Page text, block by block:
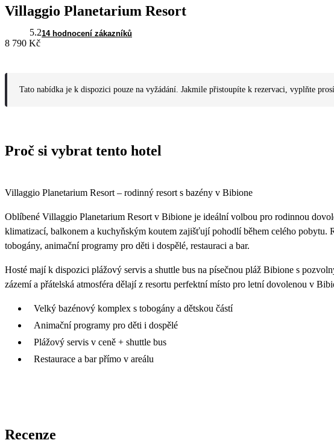
Villaggio Planetarium Resort
5.214 hodnocení zákazníků
8 790 Kč
Tato nabídka je k dispozici pouze na vyžádání. Jakmile přistoupíte k rezervaci, vyplňte
Proč si vybrat tento hotel
Villaggio Planetarium Resort – rodinný resort s bazény v Bibione
Oblíbené Villaggio Planetarium Resort v Bibione je ideální volbou pro rodinnou
klimatizací, balkonem a kuchyňským koutem zajišťují pohodlí během celého pobytu.
tobogány, animační programy pro děti i dospělé, restauraci a bar.
Hosté mají k dispozici plážový servis a shuttle bus na písečnou pláž Bibione s
zázemí a přátelská atmosféra dělají z resortu perfektní místo pro letní dovolenou v
Velký bazénový komplex s tobogány a dětskou částí
Animační programy pro děti i dospělé
Plážový servis v ceně + shuttle bus
Restaurace a bar přímo v areálu
Recenze